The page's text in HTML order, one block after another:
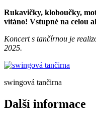
Rukavičky, kloboučky,
vítáno! Vstupné na celou
Koncert s tančírnou je
2025.
swingová tančirna
Další informace